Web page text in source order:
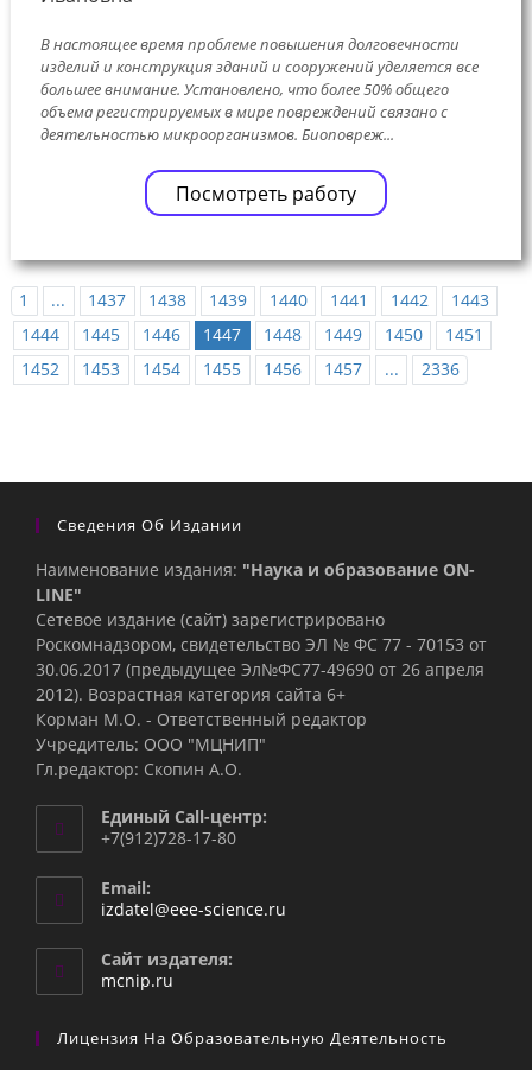
В настоящее время проблеме повышения долговечности
изделий и конструкция зданий и сооружений уделяется все
большее внимание. Установлено, что более 50% общего
объема регистрируемых в мире повреждений связано с
деятельностью микроорганизмов. Биоповреж...
Посмотреть работу
1 ... 1437 1438 1439 1440 1441 1442
1443
1444
1445 1446 1447 1448 1449 1450
1451
1452
1453 1454 1455 1456 1457 ... 2336
Сведения Об Издании
Наименование издания: "Наука и образование ON-
LINE"
Сетевое издание (сайт) зарегистрировано
Роскомнадзором, свидетельство ЭЛ № ФС 77 - 70153 от
30.06.2017 (предыдущее Эл№ФC77-49690 от 26 апреля
2012). Возрастная категория сайта 6+
Корман М.О. - Ответственный редактор
Учредитель: ООО "МЦНИП"
Гл.редактор: Скопин А.О.
Единый Call-центр:
+7(912)728-17-80
Email:
izdatel@eee-science.ru
Сайт издателя:
mcnip.ru
Лицензия На Образовательную Деятельность